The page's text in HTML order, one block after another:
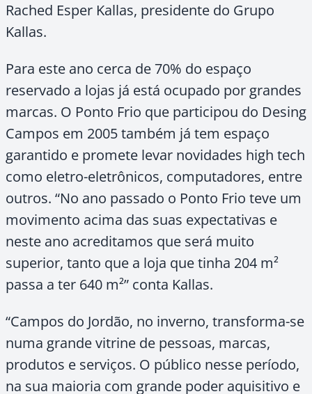
Rached Esper Kallas, presidente do Grupo
Kallas.
Para este ano cerca de 70% do espaço
reservado a lojas já está ocupado por grandes
marcas. O Ponto Frio que participou do Desing
Campos em 2005 também já tem espaço
garantido e promete levar novidades high tech
como eletro-eletrônicos, computadores, entre
outros. “No ano passado o Ponto Frio teve um
movimento acima das suas expectativas e
neste ano acreditamos que será muito
superior, tanto que a loja que tinha 204 m²
passa a ter 640 m²” conta Kallas.
“Campos do Jordão, no inverno, transforma-se
numa grande vitrine de pessoas, marcas,
produtos e serviços. O público nesse período,
na sua maioria com grande poder aquisitivo e